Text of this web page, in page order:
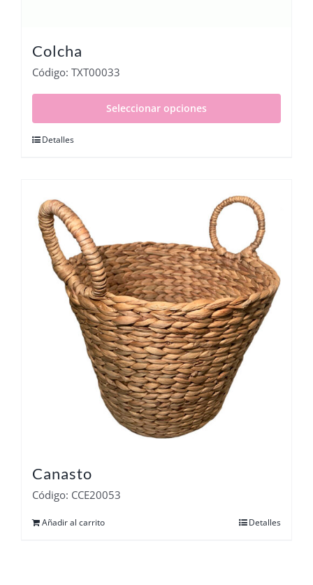
Colcha
Código: TXT00033
Seleccionar opciones
Detalles
Canasto
Código: CCE20053
Añadir al carrito Detalles